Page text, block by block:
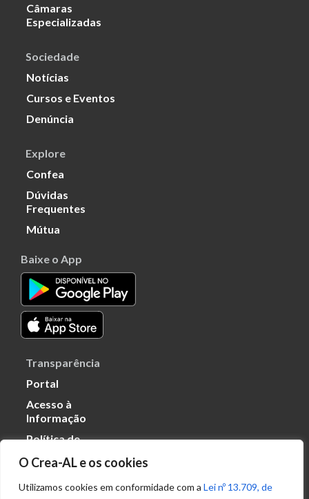
O Crea-AL e os cookies
Utilizamos cookies em conformidade com a Lei nº 13.709, de
Câmaras
Especializadas
Sociedade
Notícias
Cursos e Eventos
Denúncia
Explore
Confea
Dúvidas
Frequentes
Mútua
Baixe o App
Transparência
Portal
Acesso à
Informação
Política de
Dados